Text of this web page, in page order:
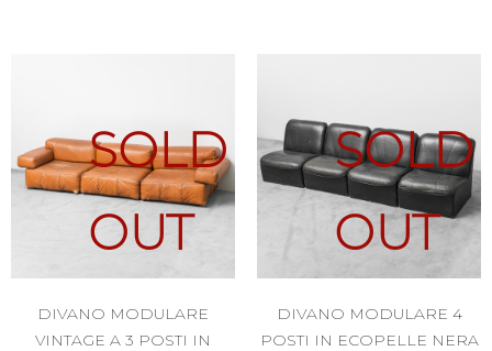
SOLD
OUT
DIVANO MODULARE
VINTAGE A 3 POSTI IN
SOLD
OUT
DIVANO MODULARE 4
POSTI IN ECOPELLE NERA